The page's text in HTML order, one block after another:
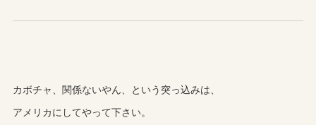
カボチャ、関係ないやん、という突っ込みは、
アメリカにしてやって下さい。